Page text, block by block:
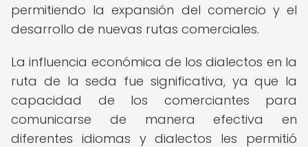
permitiendo la expansión del comercio y el
desarrollo de nuevas rutas comerciales.
La influencia económica de los dialectos en la
ruta de la seda fue significativa, ya que la
capacidad de los comerciantes para
comunicarse de manera efectiva en
diferentes idiomas y dialectos les permitió